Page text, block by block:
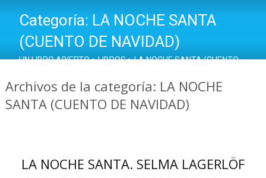
Categoría: LA NOCHE SANTA
(CUENTO DE NAVIDAD)
UN LIBRO ABIERTO>LIBROS>LA NOCHE SANTA (CUENTO
Archivos de la categoría: LA NOCHE
SANTA (CUENTO DE NAVIDAD)
LA NOCHE SANTA. SELMA LAGERLÖF